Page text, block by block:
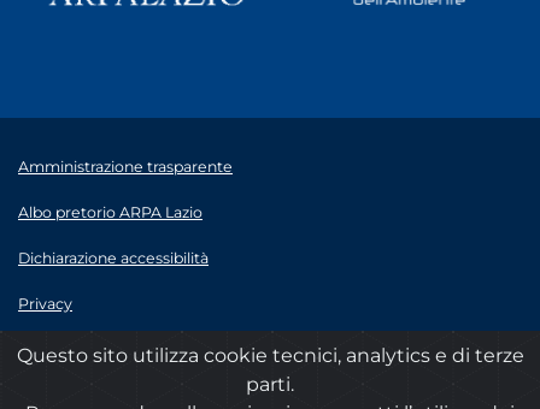
Amministrazione trasparente
Albo pretorio ARPA Lazio
Dichiarazione accessibilità
Privacy
Note legali
© 2020 ARPA Lazio - P.Iva 00915900575
Questo sito utilizza cookie tecnici, analytics e di terze
parti.